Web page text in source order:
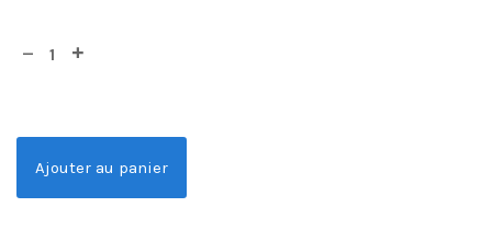
Ajouter au panier